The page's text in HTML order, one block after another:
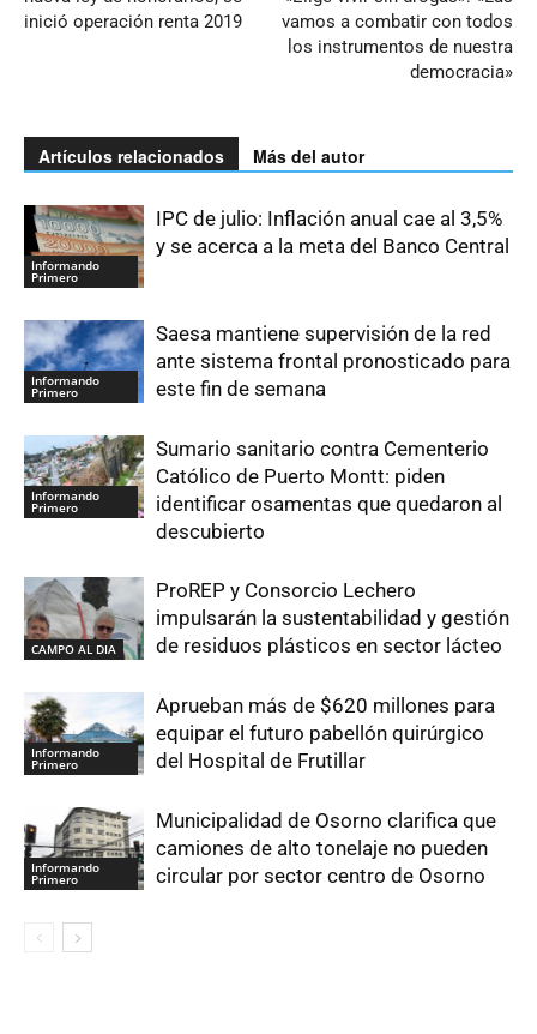
inició operación renta 2019
vamos a combatir con todos
los instrumentos de nuestra
democracia»
Artículos relacionados Más del autor
Informando
Primero
IPC de julio: Inflación anual cae al 3,5%
y se acerca a la meta del Banco Central
Informando
Primero
Saesa mantiene supervisión de la red
ante sistema frontal pronosticado para
este fin de semana
Informando
Primero
Sumario sanitario contra Cementerio
Católico de Puerto Montt: piden
identificar osamentas que quedaron al
descubierto
CAMPO AL DIA
ProREP y Consorcio Lechero
impulsarán la sustentabilidad y gestión
de residuos plásticos en sector lácteo
Informando
Primero
Aprueban más de $620 millones para
equipar el futuro pabellón quirúrgico
del Hospital de Frutillar
Informando
Primero
Municipalidad de Osorno clarifica que
camiones de alto tonelaje no pueden
circular por sector centro de Osorno